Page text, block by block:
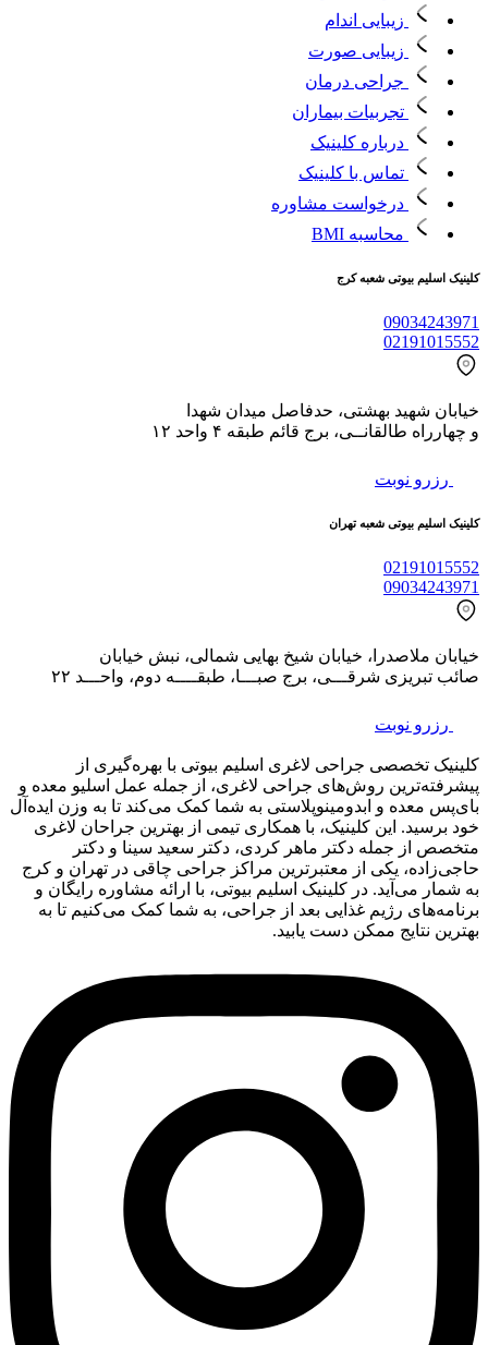
زیبایی اندام
زیبایی صورت
جراحی درمان
تجربیات بیماران
درباره کلینیک
تماس با کلینیک
درخواست مشاوره
محاسبه BMI
کلینیک اسلیم بیوتی شعبه کرج
09034243971
02191015552
خیابان شهید بهشتی، حدفاصل میدان شهدا
و چهارراه طالقانــی، برج قائم طبقه ۴ واحد ۱۲
رزرو نوبت
کلینیک اسلیم بیوتی شعبه تهران
02191015552
09034243971
خیابان ملاصدرا، خیابان شیخ بهایی شمالی، نبش خیابان
صائب تبریزی شرقـــی، برج صبـــا، طبقــــه دوم، واحـــد ۲۲
رزرو نوبت
کلینیک تخصصی جراحی لاغری اسلیم بیوتی با بهره‌گیری از
پیشرفته‌ترین روش‌های جراحی لاغری، از جمله عمل اسلیو معده و
بای‌پس معده و ابدومینوپلاستی به شما کمک می‌کند تا به وزن ایده‌آل
خود برسید. این کلینیک، با همکاری تیمی از بهترین جراحان لاغری
متخصص از جمله دکتر ماهر کردی، دکتر سعید سینا و دکتر
حاجی‌زاده، یکی از معتبرترین مراکز جراحی چاقی در تهران و کرج
به شمار می‌آید. در کلینیک اسلیم بیوتی، با ارائه مشاوره رایگان و
برنامه‌های رژیم غذایی بعد از جراحی، به شما کمک می‌کنیم تا به
بهترین نتایج ممکن دست یابید.